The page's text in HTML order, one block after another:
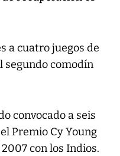
a cuatro juegos de
segundo comodín
convocado a seis
Premio Cy Young
con los Indios.